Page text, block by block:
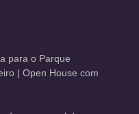
para o Parque
| Open House com